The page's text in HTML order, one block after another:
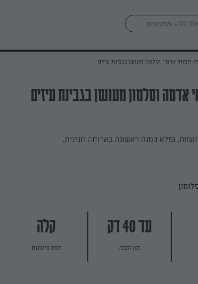
תפוחי אדמה וסלמון מעושן בגבינת עיזים
אדמה וסלמון מעושן בגבינת עיזים
נפלא כמנה ראשונה בארוחה חגיגית.
עד 40 דק
זמן הכנה
קלה
רמת מיומנות